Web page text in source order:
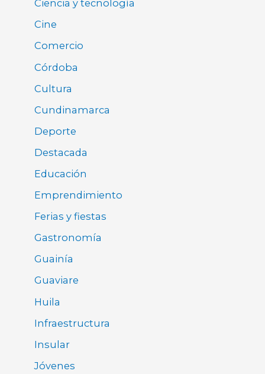
Ciencia y tecnología
Cine
Comercio
Córdoba
Cultura
Cundinamarca
Deporte
Destacada
Educación
Emprendimiento
Ferias y fiestas
Gastronomía
Guainía
Guaviare
Huila
Infraestructura
Insular
Jóvenes